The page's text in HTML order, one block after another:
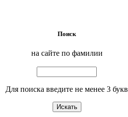
Поиск
на сайте по фамилии
Для поиска введите не менее 3 букв